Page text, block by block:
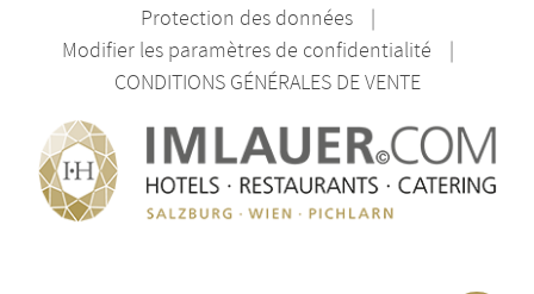
Protection des données
Modifier les paramètres de confidentialité
CONDITIONS GÉNÉRALES DE VENTE